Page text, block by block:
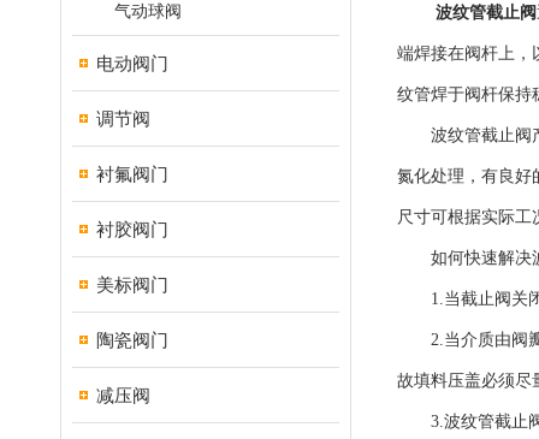
气动球阀
电动阀门
调节阀
衬氟阀门
衬胶阀门
美标阀门
陶瓷阀门
减压阀
波纹管截止阀
端焊接在阀杆上，
纹管焊于阀杆保持
波纹管截止阀产
氮化处理，有良好
尺寸可根据实际
如何快速解决波
1.当截止阀关闭
2.当介质由阀瓣
故填料压盖必须尽
3.波纹管截止阀